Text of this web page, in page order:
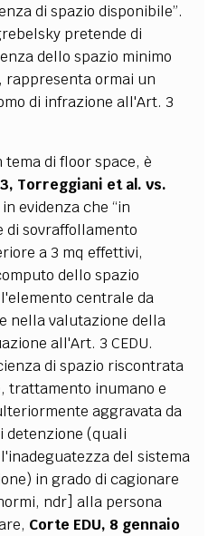
di spazio disponibile”.
pretende di
dello spazio minimo
ormai un
di infrazione all'Art. 3
di floor space, è
Torreggiani et al. vs.
evidenza che “in
di sovraffollamento
a 3 mq effettivi,
dello spazio
centrale da
nella valutazione della
all'Art. 3 CEDU.
di spazio riscontrata
trattamento inumano e
aggravata da
detenzione (quali
del sistema
in grado di cagionare
ndr] alla persona
Corte EDU, 8 gennaio